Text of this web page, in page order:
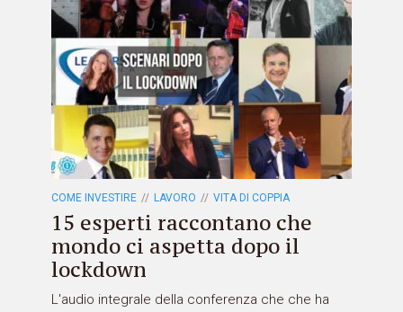
COME INVESTIRE LAVORO VITA DI COPPIA
15 esperti raccontano che
mondo ci aspetta dopo il
lockdown
L'audio integrale della conferenza che che ha